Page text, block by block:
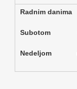
Radnim danima
Subotom
Nedeljom